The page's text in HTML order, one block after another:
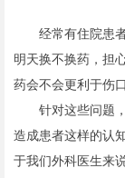
经常有住院患者
明天换不换药，担
药会不会更利于伤
针对这些问题，
造成患者这样的认
于我们外科医生来